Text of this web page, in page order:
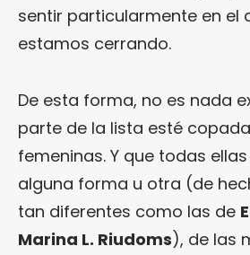
sentir particularmente en el
estamos cerrando.
De esta forma, no es nada
parte de la lista esté
femeninas. Y que todas
alguna forma u otra (de
tan diferentes como las de
Marina L. Riudoms), de las